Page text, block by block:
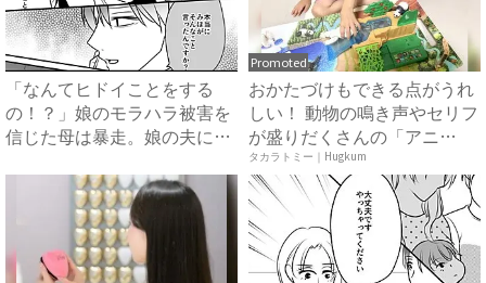
「なんてヒドイことをする
の！？」娘のモラハラ被害を
信じた母は暴走。娘の夫に電
Promoted
おかたづけもできる点がうれ
しい！ 動物の鳴き声やセリフ
が盛りだくさんの「アニ
ア ...
タカラトミー｜Hugkum